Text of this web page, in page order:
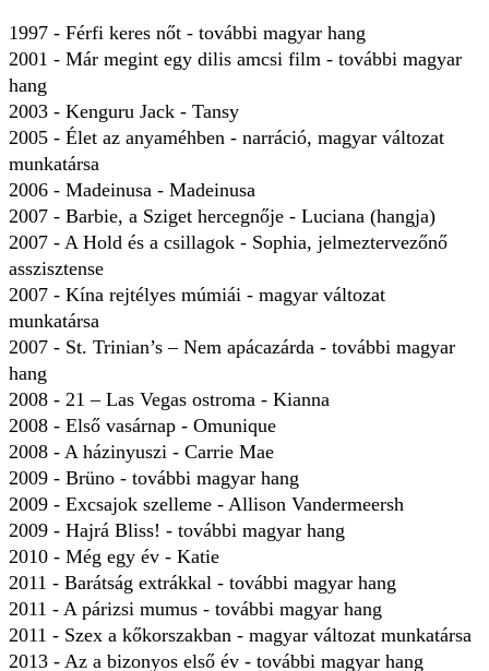
1997 - Férfi keres nőt - további magyar hang
2001 - Már megint egy dilis amcsi film - további magyar
hang
2003 - Kenguru Jack - Tansy
2005 - Élet az anyaméhben - narráció, magyar változat
munkatársa
2006 - Madeinusa - Madeinusa
2007 - Barbie, a Sziget hercegnője - Luciana (hangja)
2007 - A Hold és a csillagok - Sophia, jelmeztervezőnő
asszisztense
2007 - Kína rejtélyes múmiái - magyar változat
munkatársa
2007 - St. Trinian’s – Nem apácazárda - további magyar
hang
2008 - 21 – Las Vegas ostroma - Kianna
2008 - Első vasárnap - Omunique
2008 - A házinyuszi - Carrie Mae
2009 - Brüno - további magyar hang
2009 - Excsajok szelleme - Allison Vandermeersh
2009 - Hajrá Bliss! - további magyar hang
2010 - Még egy év - Katie
2011 - Barátság extrákkal - további magyar hang
2011 - A párizsi mumus - további magyar hang
2011 - Szex a kőkorszakban - magyar változat munkatársa
2013 - Az a bizonyos első év - további magyar hang